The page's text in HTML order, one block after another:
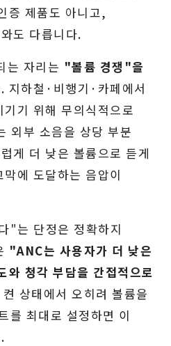
증 제품도 아니고,
도 다릅니다.
는 자리는 "볼륨 경쟁"을
지하철·비행기·카페에서
기 위해 무의식적으로
외부 소음을 상당 부분
게 더 낮은 볼륨으로 듣게
에 도달하는 음압이
"는 단정은 정확하지
"ANC는 사용자가 더 낮은
와 청각 부담을 간접적으로
상태에서 오히려 볼륨을
를 최대로 설정하면 이